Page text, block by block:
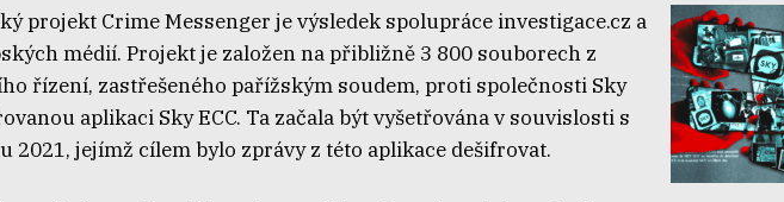
projekt Crime Messenger je výsledek spolupráce investigace.cz a
médií. Projekt je založen na přibližně 3 800 souborech z
řízení, zastřešeného pařížským soudem, proti společnosti Sky
aplikaci Sky ECC. Ta začala být vyšetřována v souvislosti s
2021, jejímž cílem bylo zprávy z této aplikace dešifrovat.